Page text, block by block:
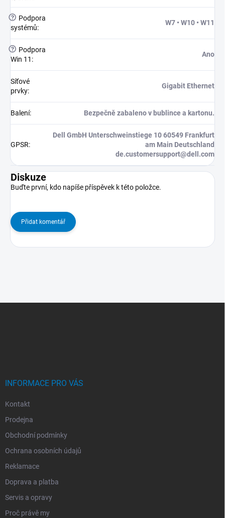
?
Podpora
systémů:
W7 • W10 • W11
?
Podpora
Win 11 :
Ano
Síťové
prvky:
Gigabit Ethernet
Balení: Bezpečně zabaleno v bublince a kartonu.
GPSR:
Dell GmbH Unterschweinstiege 10 60549 Frankfurt
am Main Deutschland
de.customersupport@dell.com
Diskuze
Buďte první, kdo napíše příspěvek k této položce.
Přidat komentář
INFORMACE PRO VÁS
Kontakt
Prodejna
Obchodní podmínky
Ochrana osobních údajů
Reklamace
Doprava a platba
Servis a opravy
Proč právě my